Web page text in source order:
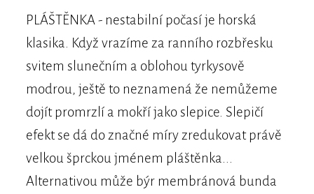
PLÁŠTĚNKA - nestabilní počasí je horská
klasika. Když vrazíme za ranního rozbřesku
svitem slunečním a oblohou tyrkysově
modrou, ještě to neznamená že nemůžeme
dojít promrzlí a mokří jako slepice. Slepičí
efekt se dá do značné míry zredukovat právě
velkou šprckou jménem pláštěnka...
Alternativou může býr membránová bunda